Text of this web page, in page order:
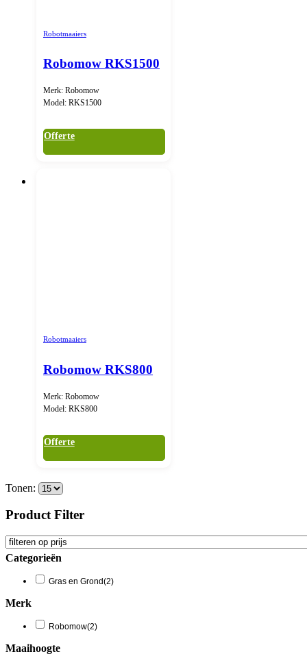
Robotmaaiers
Robomow RKS1500
Merk: Robomow
Model: RKS1500
Offerte
Robotmaaiers
Robomow RKS800
Merk: Robomow
Model: RKS800
Offerte
Tonen:
Product Filter
Categorieën
Gras en Grond(2)
Merk
Robomow(2)
Maaihoogte